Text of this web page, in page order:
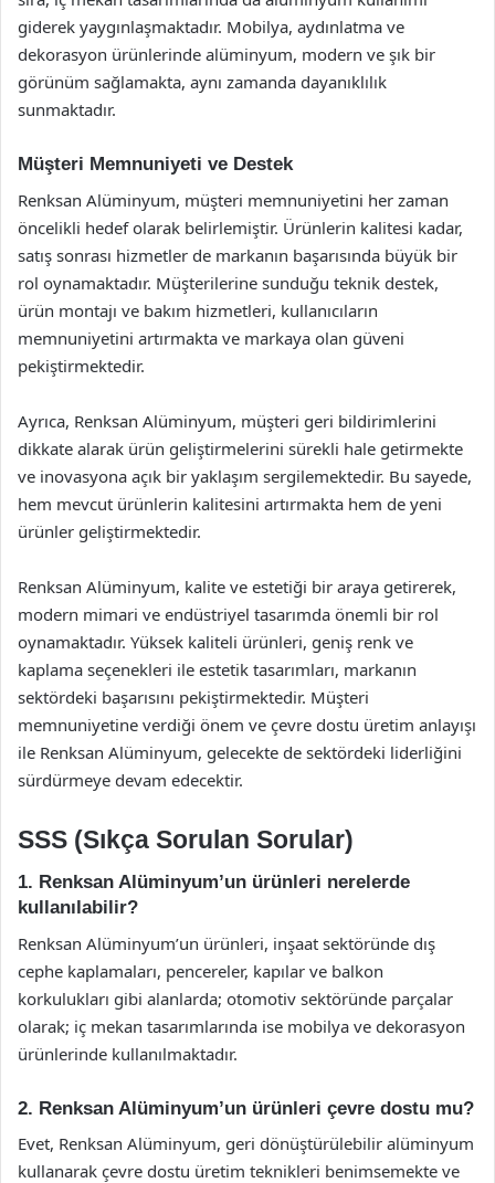
giderek yaygınlaşmaktadır. Mobilya, aydınlatma ve
dekorasyon ürünlerinde alüminyum, modern ve şık bir
görünüm sağlamakta, aynı zamanda dayanıklılık
sunmaktadır.
Müşteri Memnuniyeti ve Destek
Renksan Alüminyum, müşteri memnuniyetini her zaman
öncelikli hedef olarak belirlemiştir. Ürünlerin kalitesi kadar,
satış sonrası hizmetler de markanın başarısında büyük bir
rol oynamaktadır. Müşterilerine sunduğu teknik destek,
ürün montajı ve bakım hizmetleri, kullanıcıların
memnuniyetini artırmakta ve markaya olan güveni
pekiştirmektedir.
Ayrıca, Renksan Alüminyum, müşteri geri bildirimlerini
dikkate alarak ürün geliştirmelerini sürekli hale getirmekte
ve inovasyona açık bir yaklaşım sergilemektedir. Bu sayede,
hem mevcut ürünlerin kalitesini artırmakta hem de yeni
ürünler geliştirmektedir.
Renksan Alüminyum, kalite ve estetiği bir araya getirerek,
modern mimari ve endüstriyel tasarımda önemli bir rol
oynamaktadır. Yüksek kaliteli ürünleri, geniş renk ve
kaplama seçenekleri ile estetik tasarımları, markanın
sektördeki başarısını pekiştirmektedir. Müşteri
memnuniyetine verdiği önem ve çevre dostu üretim anlayışı
ile Renksan Alüminyum, gelecekte de sektördeki liderliğini
sürdürmeye devam edecektir.
SSS (Sıkça Sorulan Sorular)
1. Renksan Alüminyum’un ürünleri nerelerde
kullanılabilir?
Renksan Alüminyum’un ürünleri, inşaat sektöründe dış
cephe kaplamaları, pencereler, kapılar ve balkon
korkulukları gibi alanlarda; otomotiv sektöründe parçalar
olarak; iç mekan tasarımlarında ise mobilya ve dekorasyon
ürünlerinde kullanılmaktadır.
2. Renksan Alüminyum’un ürünleri çevre dostu mu?
Evet, Renksan Alüminyum, geri dönüştürülebilir alüminyum
kullanarak çevre dostu üretim teknikleri benimsemekte ve